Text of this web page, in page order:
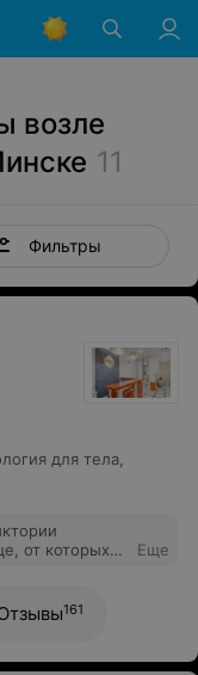
возле
11
Фильтры
для тела
от которых
которая
к
специалисту
почему были
Еще
161